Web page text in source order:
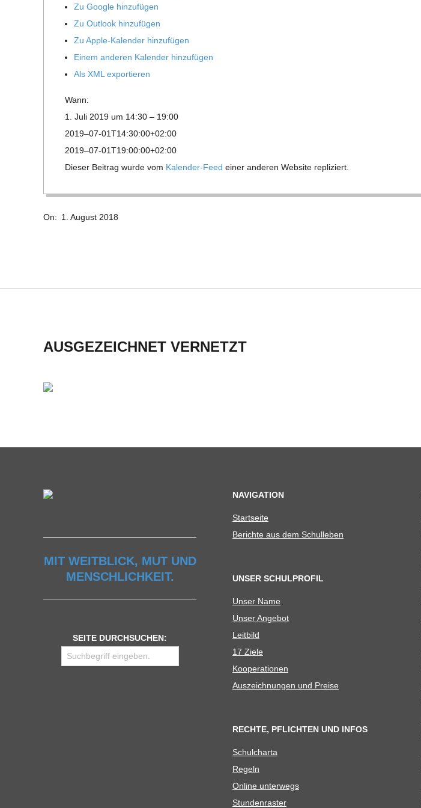
G
O
D
S
I
D
-
C
H
U
L
Zu Google hinzufügen
Zu Out­look hinzufügen
Zu Apple-Kalen­der hinzufügen
Einem ande­ren Kalen­der hinzufügen
Als XML exportieren
Wann:
1. Juli 2019 um 14:30 – 19:00
2019–07-01T14:30:00+02:00
2019–07-01T19:00:00+02:00
Die­ser Bei­trag wurde vom Kalen­der-Feed einer ande­ren Web­site repliziert.
08-
On: 1. August 2018
AUSGEZEICHNET VERNETZT
MIT WEITBLICK, MUT UND
MENSCHLICHKEIT.
SEITE DURCHSUCHEN:
NAVIGATION
Start­seite
Berichte aus dem Schulleben
UNSER SCHULPROFIL
Unser Name
Unser Ange­bot
Leit­bild
17 Ziele
Koope­ra­tio­nen
Aus­zeich­nun­gen und Preise
RECHTE, PFLICHTEN UND INFOS
Schul­charta
Regeln
Online unter­wegs
Stun­den­ras­ter